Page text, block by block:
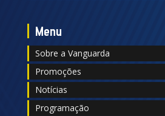
Menu
Sobre a Vanguarda
Promoções
Notícias
Programação